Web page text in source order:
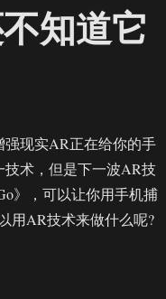
知道它
现实AR正在给你的手
术，但是下一波AR技
》，可以让你用手机捕
用AR技术来做什么呢?